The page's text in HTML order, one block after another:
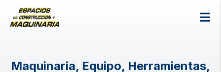
Maquinaria, Equipo, Herramientas,